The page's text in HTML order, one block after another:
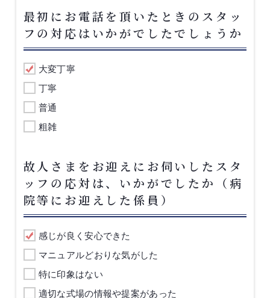
最初にお電話を頂いたときのスタッ
フの対応はいかがでしたでしょうか
大変丁寧
丁寧
普通
粗雑
故人さまをお迎えにお伺いしたスタ
ッフの応対は、いかがでしたか（病
院等にお迎えした係員）
感じが良く安心できた
マニュアルどおりな気がした
特に印象はない
適切な式場の情報や提案があった